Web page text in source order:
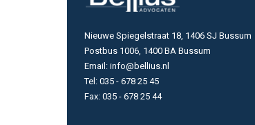
Nieuwe Spiegelstraat 18, 1406 SJ Bussum
Postbus 1006, 1400 BA Bussum
Email: info@bellius.nl
Tel: 035 - 678 25 45
Fax: 035 - 678 25 44